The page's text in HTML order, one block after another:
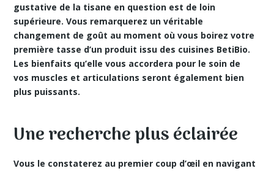
gustative de la tisane en question est de loin
supérieure. Vous remarquerez un véritable
changement de goût au moment où vous boirez votre
première tasse d’un produit issu des cuisines BetiBio.
Les bienfaits qu’elle vous accordera pour le soin de
vos muscles et articulations seront également bien
plus puissants.
Une recherche plus éclairée
Vous le constaterez au premier coup d’œil en navigant